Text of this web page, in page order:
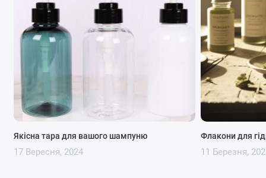
Якісна тара для вашого шампуню
17 Вересня, 2024
Флакони для
11 Березня,